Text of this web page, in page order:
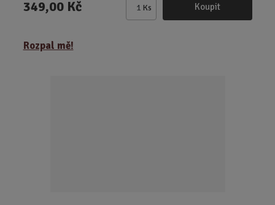
349,00 Kč
Z
Ks Koupit
Rozpal mě!